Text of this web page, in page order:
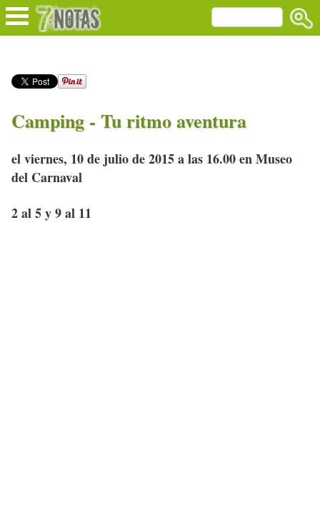
Camping - Tu ritmo aventura
el viernes, 10 de julio de 2015 a las 16.00 en Museo
del Carnaval
2 al 5 y 9 al 11